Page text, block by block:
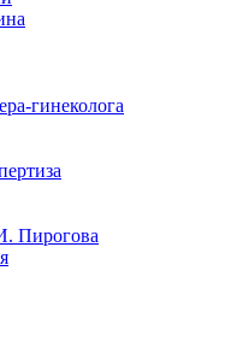
гинеколога
Пирогова